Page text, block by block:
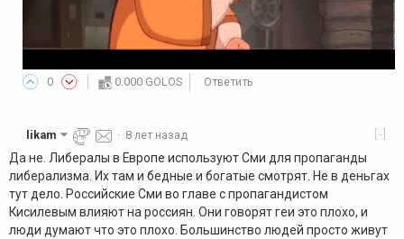
0 0.000 GOLOS Ответить
[-]
likam · 8 лет назад
Да не. Либералы в Европе используют Сми для пропаганды
либерализма. Их там и бедные и богатые смотрят. Не в деньгах
тут дело. Российские Сми во главе с пропагандистом
Кисилевым влияют на россиян. Они говорят геи это плохо, и
люди думают что это плохо. Большинство людей просто живут